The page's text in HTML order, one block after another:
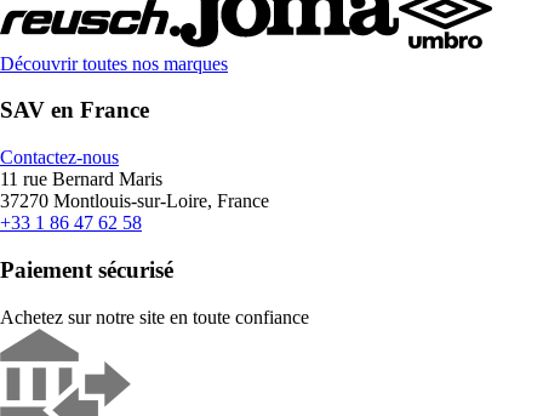
Découvrir toutes nos marques
SAV en France
Contactez-nous
11 rue Bernard Maris
37270 Montlouis-sur-Loire, France
+33 1 86 47 62 58
Paiement sécurisé
Achetez sur notre site en toute confiance